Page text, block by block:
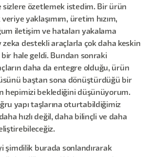
sizlere özetlemek istedim. Bir ürün
yaklaşımım, üretim hızım,
iletişim ve hataları yakalama
zeka destekli araçlarla çok daha keskin
hale geldi. Bundan sonraki
daha da entegre olduğu, ürün
baştan sona dönüştürdüğü bir
hepimizi beklediğini düşünüyorum.
yapı taşlarına oturtabildiğimiz
hızlı değil, daha bilinçli ve daha
şimdilik burada sonlandırarak